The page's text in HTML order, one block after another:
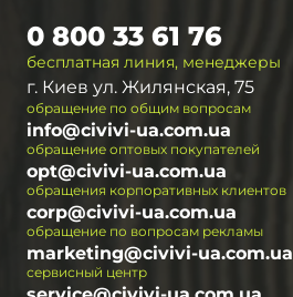
бесплатная линия, менеджеры
0 800 33 61 76
г. Киев ул. Жилянская, 75
обращение по общим вопросам
info@civivi-ua.com.ua
обращение оптовых покупателей
opt@civivi-ua.com.ua
обращения корпоративных клиентов
corp@civivi-ua.com.ua
обращение по вопросам рекламы
marketing@civivi-ua.com.ua
сервисный центр